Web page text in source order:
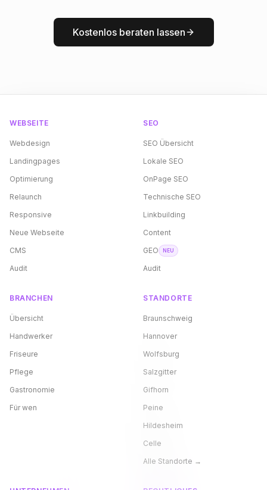
Kostenlos beraten lassen
WEBSEITE
Webdesign
Landingpages
Optimierung
Relaunch
Responsive
Neue Webseite
CMS
Audit
SEO
SEO Übersicht
Lokale SEO
OnPage SEO
Technische SEO
Linkbuilding
Content
GEO
NEU
Audit
BRANCHEN
Übersicht
Handwerker
Friseure
Pflege
Gastronomie
Für wen
STANDORTE
Braunschweig
Hannover
Wolfsburg
Salzgitter
Gifhorn
Peine
Hildesheim
Celle
Alle Standorte →